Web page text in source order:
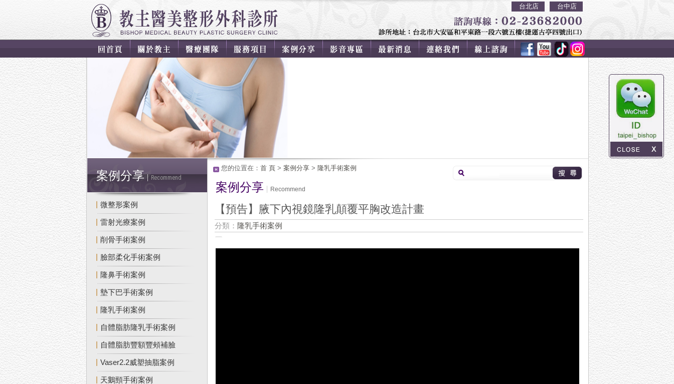
台北店 台中店
案例分享 Recommend
微整形案例
雷射光療案例
削骨手術案例
臉部柔化手術案例
隆鼻手術案例
墊下巴手術案例
隆乳手術案例
自體脂肪隆乳手術案例
自體脂肪豐額豐頰補臉
Vaser2.2威塑抽脂案例
天鵝頸手術案例
您的位置在： 首 頁 > 案例分享 > 隆乳手術案例
案例分享 Recommend
【預告】腋下內視鏡隆乳顛覆平胸改造計畫
分類： 隆乳手術案例